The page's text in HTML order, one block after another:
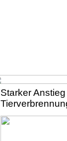
Starker